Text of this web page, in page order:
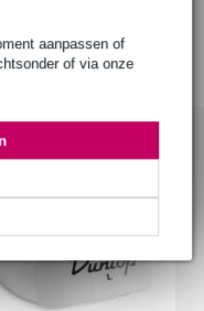
aanpassen of
of via onze